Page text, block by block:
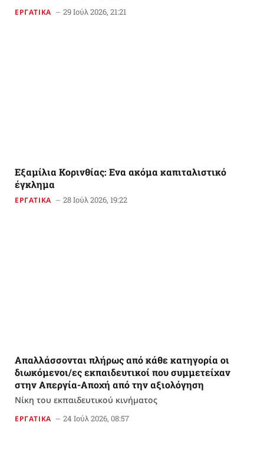
ΕΡΓΑΤΙΚΑ 29 Ιούλ 2026, 21:21
Εξαμίλια Κορινθίας: Ενα ακόμα καπιταλιστικό
έγκλημα
ΕΡΓΑΤΙΚΑ 28 Ιούλ 2026, 19:22
Απαλλάσσονται πλήρως από κάθε κατηγορία οι
διωκόμενοι/ες εκπαιδευτικοί που συμμετείχαν
στην Απεργία-Αποχή από την αξιολόγηση
Νίκη του εκπαιδευτικού κινήματος
ΕΡΓΑΤΙΚΑ 24 Ιούλ 2026, 08:57